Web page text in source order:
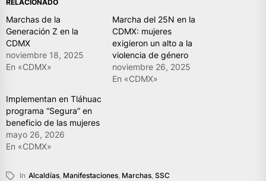
RELACIONADO
Marchas de la
Generación Z en la
CDMX
noviembre 18, 2025
En «CDMX»
Marcha del 25N en la
CDMX: mujeres
exigieron un alto a la
violencia de género
noviembre 26, 2025
En «CDMX»
Implementan en Tláhuac
programa “Segura” en
beneficio de las mujeres
mayo 26, 2026
En «CDMX»
In Alcaldías, Manifestaciones, Marchas, SSC